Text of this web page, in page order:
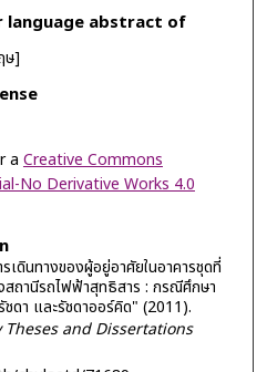
abstract of
ษ]
a Creative Commons
No Derivative Works 4.0
ดินทางของผู้อยู่อาศัยในอาคารชุดที่
สถานีรถไฟฟ้าสุทธิสาร : กรณีศึกษา
ชดา และรัชดาออร์คิด" (2011).
and Dissertations